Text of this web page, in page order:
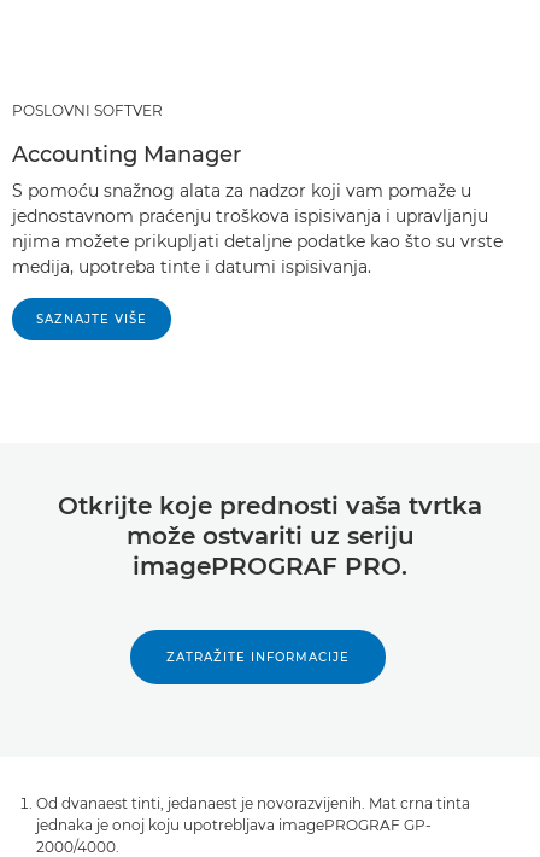
POSLOVNI SOFTVER
Accounting Manager
S pomoću snažnog alata za nadzor koji vam pomaže u
jednostavnom praćenju troškova ispisivanja i upravljanju
njima možete prikupljati detaljne podatke kao što su vrste
medija, upotreba tinte i datumi ispisivanja.
SAZNAJTE VIŠE
Otkrijte koje prednosti vaša tvrtka
može ostvariti uz seriju
imagePROGRAF PRO.
ZATRAŽITE INFORMACIJE
Od dvanaest tinti, jedanaest je novorazvijenih. Mat crna tinta
jednaka je onoj koju upotrebljava imagePROGRAF GP-
2000/4000.